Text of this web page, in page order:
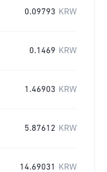
0.09793 KRW
0.1469 KRW
1.46903 KRW
5.87612 KRW
14.69031 KRW